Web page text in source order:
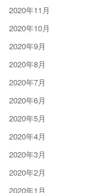
2020年11月
2020年10月
2020年9月
2020年8月
2020年7月
2020年6月
2020年5月
2020年4月
2020年3月
2020年2月
2020年1月